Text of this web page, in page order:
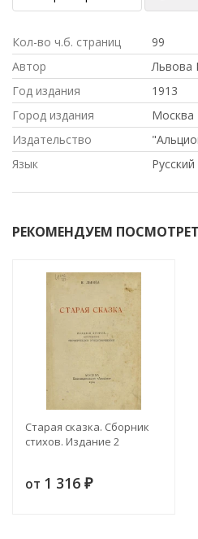
Кол-во ч.б. страниц
99
Автор
Львова
Год издания
1913
Город издания
Москва
Издательство
Язык
Русский
РЕКОМЕНДУЕМ
Старая сказка. Сборник
стихов. Издание 2
от 1 316 ₽